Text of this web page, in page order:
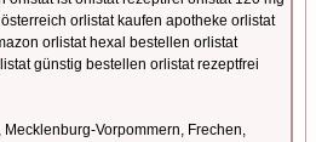
orlistat kaufen apotheke orlistat
orlistat hexal bestellen orlistat
günstig bestellen orlistat rezeptfrei
Vorpommern, Frechen,